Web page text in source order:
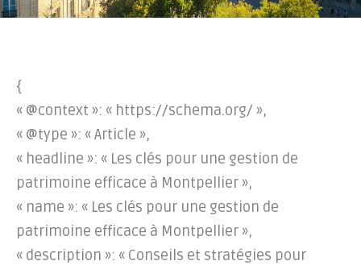
{
« @context »: « https://schema.org/ »,
« @type »: « Article »,
« headline »: « Les clés pour une gestion de
patrimoine efficace à Montpellier »,
« name »: « Les clés pour une gestion de
patrimoine efficace à Montpellier »,
« description »: « Conseils et stratégies pour